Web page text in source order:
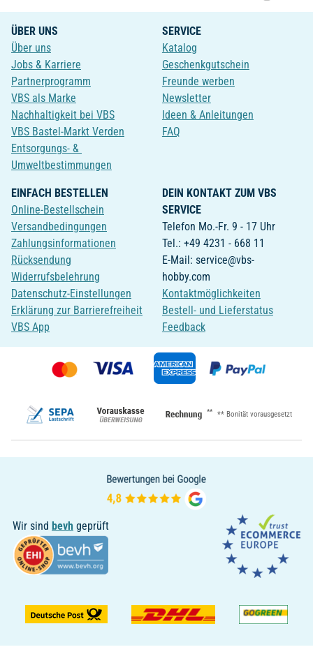
ÜBER UNS
Über uns
Jobs & Karriere
Partnerprogramm
VBS als Marke
Nachhaltigkeit bei VBS
VBS Bastel-Markt Verden
Entsorgungs- &
Umweltbestimmungen
SERVICE
Katalog
Geschenkgutschein
Freunde werben
Newsletter
Ideen & Anleitungen
FAQ
EINFACH BESTELLEN
Online-Bestellschein
Versandbedingungen
Zahlungsinformationen
Rücksendung
Widerrufsbelehrung
Datenschutz-Einstellungen
Erklärung zur Barrierefreiheit
VBS App
DEIN KONTAKT ZUM VBS
SERVICE
Telefon Mo.-Fr. 9 - 17 Uhr
Tel.: +49 4231 - 668 11
E-Mail: service@vbs-
hobby.com
Kontaktmöglichkeiten
Bestell- und Lieferstatus
Feedback
** ** Bonität vorausgesetzt
Wir sind bevh geprüft